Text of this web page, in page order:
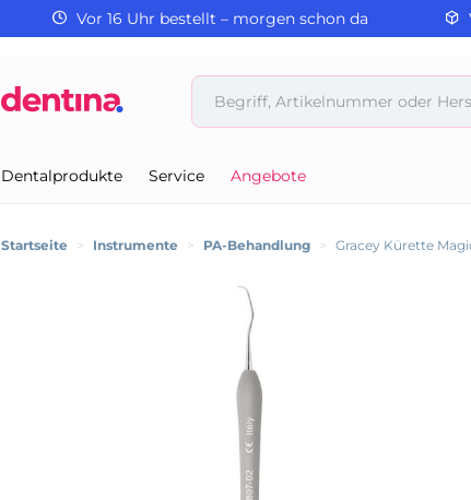
Vor 16 Uhr bestellt – morgen schon da
Dentalprodukte Service Angebote
Startseite > Instrumente > PA-Behandlung > Gracey Kürette